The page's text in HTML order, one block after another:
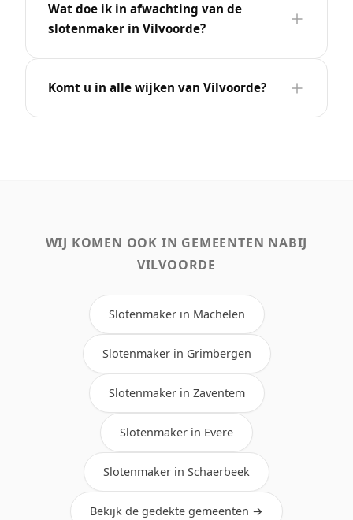
Wat doe ik in afwachting van de
slotenmaker in Vilvoorde?
Komt u in alle wijken van Vilvoorde?
WIJ KOMEN OOK IN GEMEENTEN NABIJ
VILVOORDE
Slotenmaker in Machelen
Slotenmaker in Grimbergen
Slotenmaker in Zaventem
Slotenmaker in Evere
Slotenmaker in Schaerbeek
Bekijk de gedekte gemeenten →